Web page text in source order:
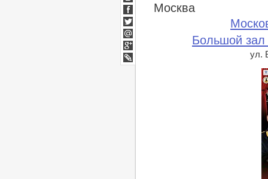
Москва
Большой зал
ул.
ВКонтакте
Facebook
Twitter
Мой
Мир
Google+
lj